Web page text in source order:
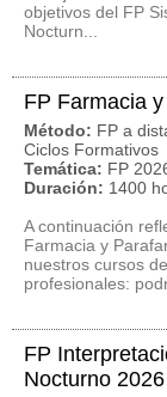
objetivos del FP
Nocturn...
FP Farmacia
Método: FP a
Ciclos Formativos
Temática: FP
Duración: 1400
A continuación
Farmacia y
nuestros cursos
profesionales:
FP
Nocturno 2026